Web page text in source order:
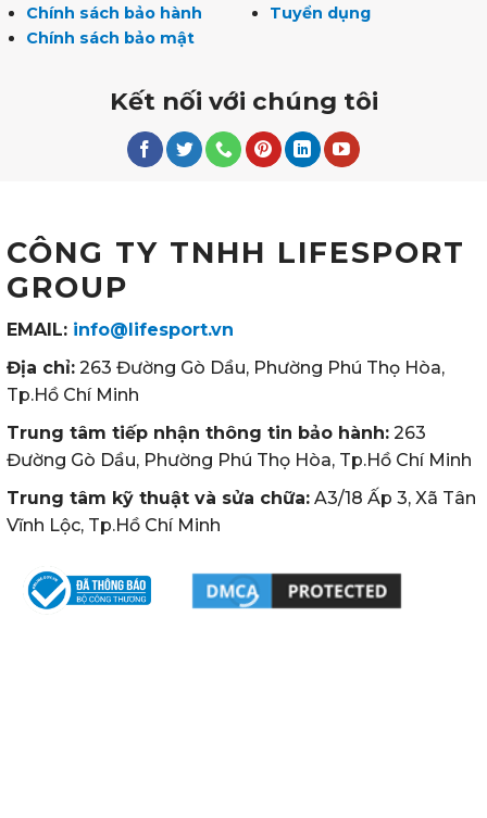
Chính sách bảo hành
Chính sách bảo mật
Tuyển dụng
Kết nối với chúng tôi
CÔNG TY TNHH LIFESPORT
GROUP
EMAIL: info@lifesport.vn
Địa chỉ:263 Đường Gò Dầu, Phường Phú Thọ Hòa,
Tp.Hồ Chí Minh
Trung tâm tiếp nhận thông tin bảo hành:263
Đường Gò Dầu, Phường Phú Thọ Hòa, Tp.Hồ Chí Minh
Trung tâm kỹ thuật và sửa chữa:A3/18 Ấp 3, Xã Tân
Vĩnh Lộc, Tp.Hồ Chí Minh